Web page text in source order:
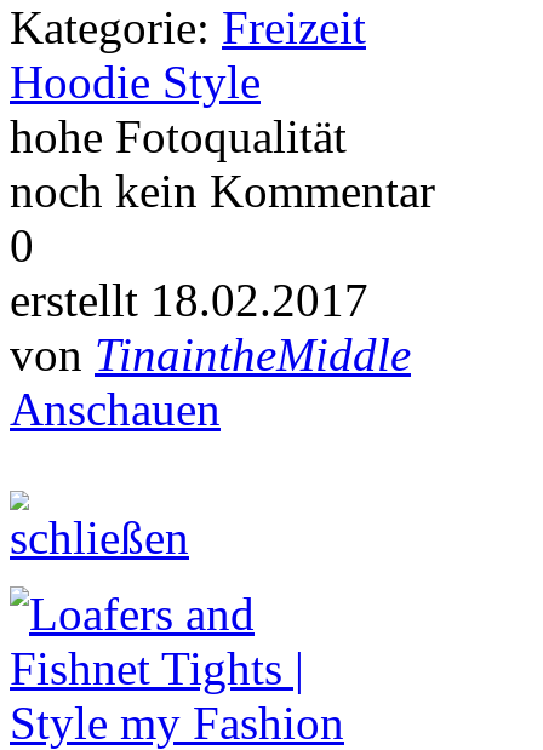
Kategorie: Freizeit
Hoodie Style
hohe Fotoqualität
noch kein Kommentar
0
erstellt 18.02.2017
von TinaintheMiddle
Anschauen